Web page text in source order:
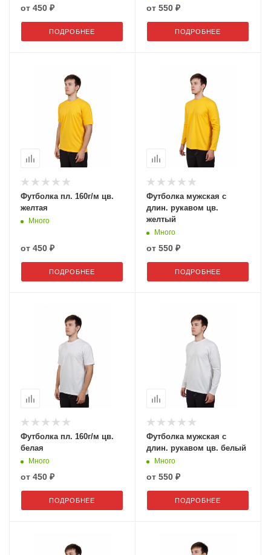
от 450 ₽
ПОДРОБНЕЕ
от 550 ₽
ПОДРОБНЕЕ
Футболка пл. 160г/м цв.
желтая
Много
от 450 ₽
ПОДРОБНЕЕ
Футболка мужская с
длин. рукавом цв.
желтый
Много
от 550 ₽
ПОДРОБНЕЕ
Футболка пл. 160г/м цв.
белая
Много
от 450 ₽
ПОДРОБНЕЕ
Футболка мужская с
длин. рукавом цв. белый
Много
от 550 ₽
ПОДРОБНЕЕ